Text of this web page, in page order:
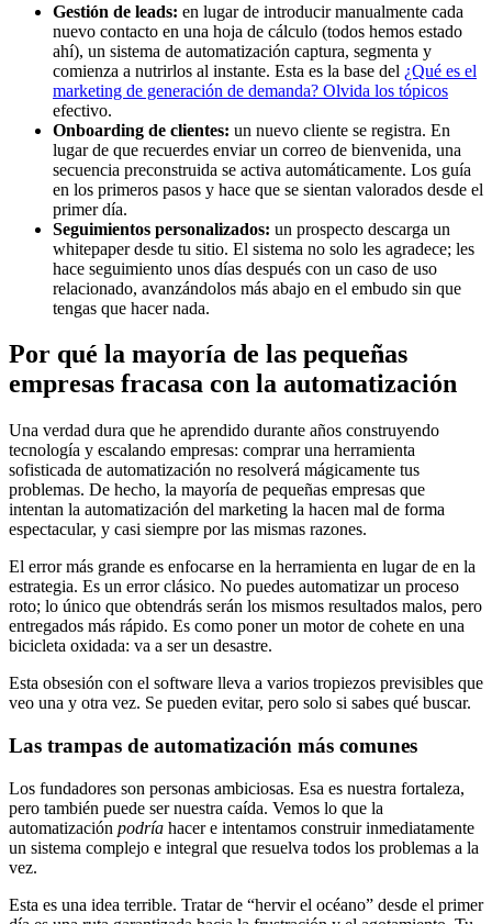
Gestión de leads: en lugar de introducir manualmente cada
nuevo contacto en una hoja de cálculo (todos hemos estado
ahí), un sistema de automatización captura, segmenta y
comienza a nutrirlos al instante. Esta es la base del ¿Qué es el
marketing de generación de demanda? Olvida los tópicos
efectivo.
Onboarding de clientes: un nuevo cliente se registra. En
lugar de que recuerdes enviar un correo de bienvenida, una
secuencia preconstruida se activa automáticamente. Los guía
en los primeros pasos y hace que se sientan valorados desde el
primer día.
Seguimientos personalizados: un prospecto descarga un
whitepaper desde tu sitio. El sistema no solo les agradece; les
hace seguimiento unos días después con un caso de uso
relacionado, avanzándolos más abajo en el embudo sin que
tengas que hacer nada.
Por qué la mayoría de las pequeñas
empresas fracasa con la automatización
Una verdad dura que he aprendido durante años construyendo
tecnología y escalando empresas: comprar una herramienta
sofisticada de automatización no resolverá mágicamente tus
problemas. De hecho, la mayoría de pequeñas empresas que
intentan la automatización del marketing la hacen mal de forma
espectacular, y casi siempre por las mismas razones.
El error más grande es enfocarse en la herramienta en lugar de en la
estrategia. Es un error clásico. No puedes automatizar un proceso
roto; lo único que obtendrás serán los mismos resultados malos, pero
entregados más rápido. Es como poner un motor de cohete en una
bicicleta oxidada: va a ser un desastre.
Esta obsesión con el software lleva a varios tropiezos previsibles que
veo una y otra vez. Se pueden evitar, pero solo si sabes qué buscar.
Las trampas de automatización más comunes
Los fundadores son personas ambiciosas. Esa es nuestra fortaleza,
pero también puede ser nuestra caída. Vemos lo que la
automatización podría hacer e intentamos construir inmediatamente
un sistema complejo e integral que resuelva todos los problemas a la
vez.
Esta es una idea terrible. Tratar de “hervir el océano” desde el primer